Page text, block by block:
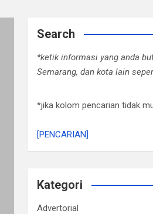
Search
*ketik informasi yang anda
Semarang, dan kota lain
*jika kolom pencarian tidak
[PENCARIAN]
Kategori
Advertorial